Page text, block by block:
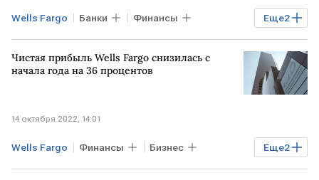
Еще2
Wells Fargo Банки Финансы
Экономика Мировая экономика
Чистая прибыль Wells Fargo снизилась с
начала года на 36 процентов
14 октября 2022, 14:01
Еще2
Wells Fargo Финансы Бизнес
отчетность чистая прибыль